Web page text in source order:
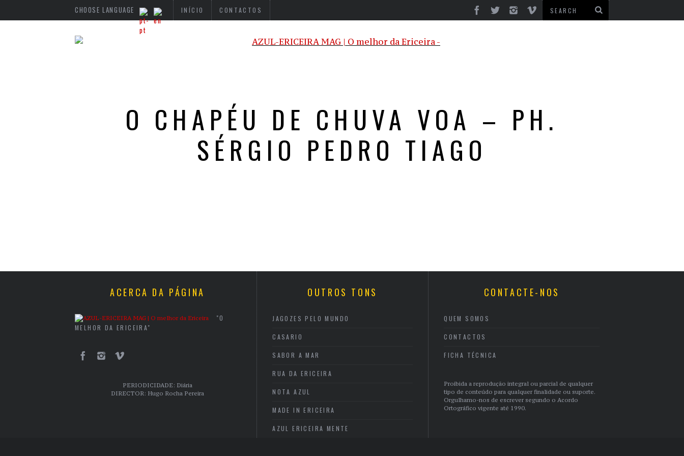
CHOOSE LANGUAGE INÍCIO CONTACTOS
O CHAPÉU DE CHUVA VOA – PH.
SÉRGIO PEDRO TIAGO
ACERCA DA PÁGINA
"O
MELHOR DA ERICEIRA"
PERIODICIDADE: Diária
DIRECTOR: Hugo Rocha Pereira
OUTROS TONS
JAGOZES PELO MUNDO
CASARIO
SABOR A MAR
RUA DA ERICEIRA
NOTA AZUL
MADE IN ERICEIRA
AZUL ERICEIRA MENTE
CONTACTE-NOS
QUEM SOMOS
CONTACTOS
FICHA TÉCNICA
Proibida a reprodução integral ou parcial de qualquer
tipo de conteúdo para qualquer finalidade ou suporte.
Orgulhamo-nos de escrever segundo o Acordo
Ortográfico vigente até 1990.